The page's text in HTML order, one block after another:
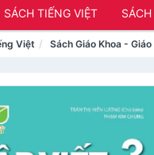
SÁCH TIẾNG VIỆT
Việt Sách Giáo Khoa - Giáo